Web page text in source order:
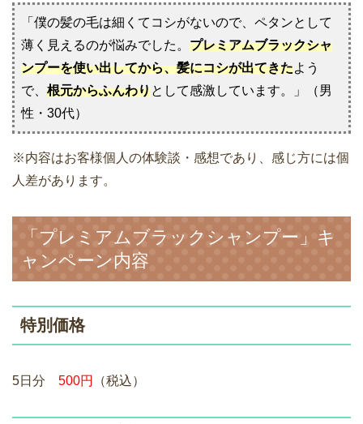
「僕の髪の毛は細くてコシがないので、ペタンとして
薄く見えるのが悩みでした。 プレミアムブラックシャ
ンプーを使い出してから、髪にコシが出てきたよう
で、 根元からふんわりとして感激しています。」（男
性・30代）
※内容はお客様個人の体験談・感想であり、感じ方には個
人差があります。
「プレミアムブラックシャンプー」キ
ャンペーン内容
特別価格
5日分 500円 （税込）